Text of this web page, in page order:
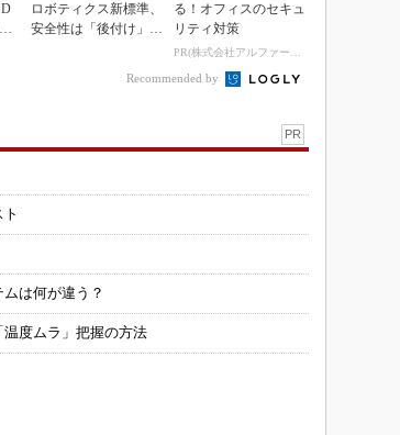
ロボティクス新標準、
安全性は「後付け」で
る！オフィスのセキュ
リティ対策
PR(株式会社アルファーテクノ)
Recommended by
PR
は何が違う？
度ムラ」把握の方法